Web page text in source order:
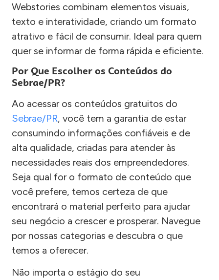
Webstories combinam elementos visuais,
texto e interatividade, criando um formato
atrativo e fácil de consumir. Ideal para quem
quer se informar de forma rápida e eficiente.
Por Que Escolher os Conteúdos do
Sebrae/PR?
Ao acessar os conteúdos gratuitos do
Sebrae/PR, você tem a garantia de estar
consumindo informações confiáveis e de
alta qualidade, criadas para atender às
necessidades reais dos empreendedores.
Seja qual for o formato de conteúdo que
você prefere, temos certeza de que
encontrará o material perfeito para ajudar
seu negócio a crescer e prosperar. Navegue
por nossas categorias e descubra o que
temos a oferecer.
Não importa o estágio do seu